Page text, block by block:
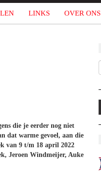
LINKS OVER ONS
die je eerder nog niet
dat warme gevoel, aan die
van 9 t/m 18 april 2022
Jeroen Windmeijer, Auke